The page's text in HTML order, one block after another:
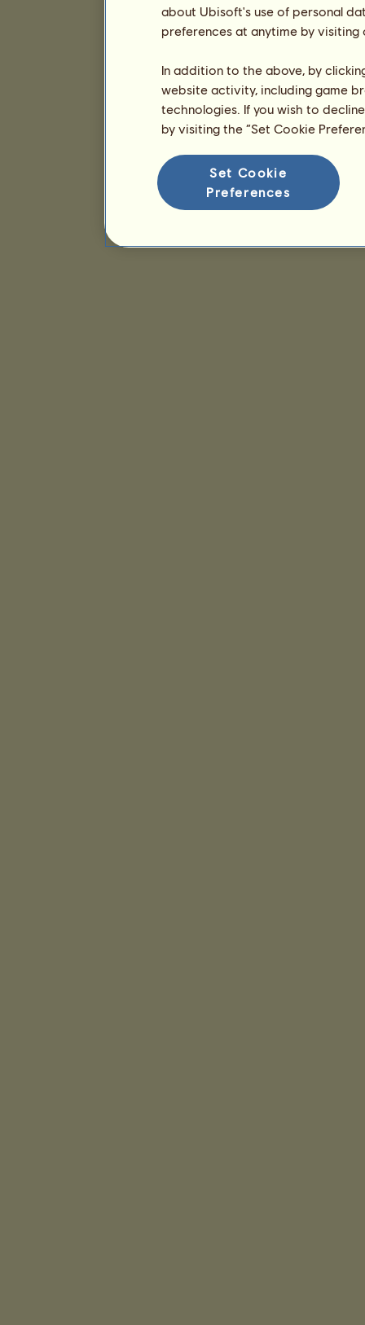
about Ubisoft's use of personal
preferences at anytime by
In addition to the above, by
website activity, including game
technologies. If you wish to
by visiting the “Set Cookie
Set Cookie
Preferences